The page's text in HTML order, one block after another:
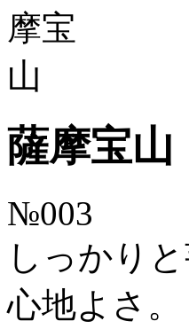
薩摩宝山
№003
しっかり
心地よさ。